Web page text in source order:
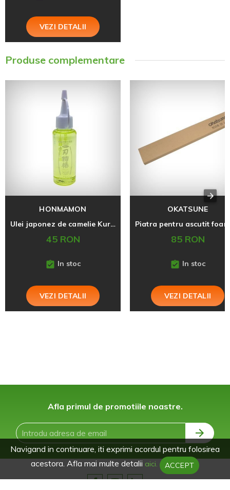
VEZI DETALII
Produse complementare
HONMAMON
Ulei japonez de camelie Kurobara 100 ml pentru intretinerea uneltelor
45 RON
In stoc
VEZI DETALII
OKATSUNE
85 RON
In stoc
VEZI DETALII
Afla primul de promotiile noastre.
Navigand in continuare, iti exprimi acordul pentru folosirea
acestora. Afla mai multe detalii aici. ACCEPT